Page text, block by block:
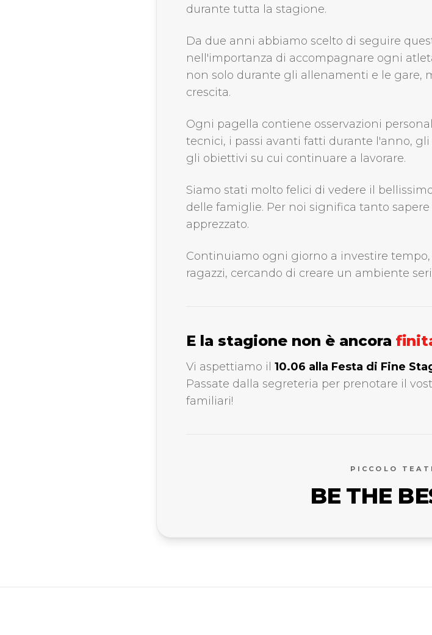
durante tutta la stagione.
Da due anni abbiamo scelto di seguire
nell'importanza di accompagnare ogni
non solo durante gli allenamenti e le gare,
crescita.
Ogni pagella contiene osservazioni
tecnici, i passi avanti fatti durante l'anno,
gli obiettivi su cui continuare a lavorare.
Siamo stati molto felici di vedere il
delle famiglie. Per noi significa tanto
apprezzato.
Continuiamo ogni giorno a investire
ragazzi, cercando di creare un ambiente
E la stagione non è ancora
Vi aspettiamo il 10.06 alla Festa di Fine
Passate dalla segreteria per prenotare il
familiari!
PICCOLO
BE THE